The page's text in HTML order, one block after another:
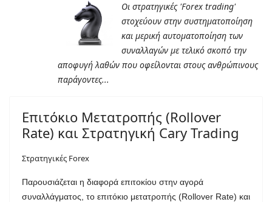
Οι στρατηγικές 'Forex trading'
στοχεύουν στην συστηματοποίηση
και μερική αυτοματοποίηση των
συναλλαγών με τελικό σκοπό την
αποφυγή λαθών που οφείλονται στους ανθρώπινους
παράγοντες...
Επιτόκιο Μετατροπής (Rollover
Rate) και Στρατηγική Cary Trading
Στρατηγικές Forex
Παρουσιάζεται η διαφορά επιτοκίου στην αγορά
συναλλάγματος, το επιτόκιο μετατροπής (Rollover Rate) και